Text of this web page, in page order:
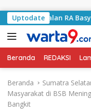
Uptodate
Jalan RA Basyid,
Beranda REDAKSI
Beranda Sumatra
Masyarakat di BSB
Bangkit